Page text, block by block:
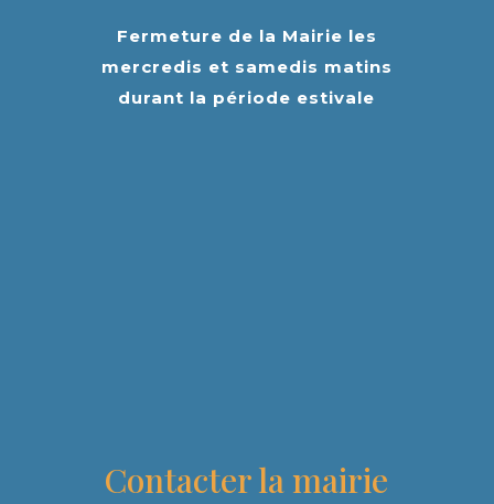
Fermeture de la Mairie les
mercredis et samedis matins
durant la période estivale
Contacter la mairie